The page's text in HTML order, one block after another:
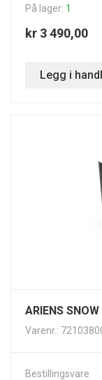
På lager: 1
kr 3 490,00
Legg i
ARIENS
Varenr.:
Bestillingsvare